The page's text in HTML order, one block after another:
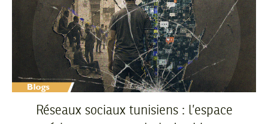
Réseaux sociaux tunisiens : l’espace